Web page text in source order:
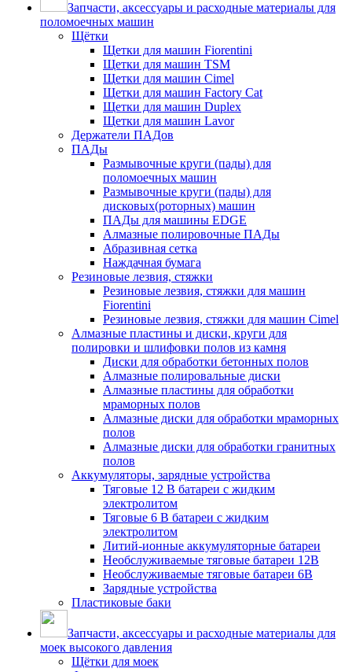
Запчасти, аксессуары и расходные материалы для
поломоечных машин
Щётки
Щетки для машин Fiorentini
Щетки для машин TSM
Щетки для машин Cimel
Щетки для машин Factory Cat
Щетки для машин Duplex
Щетки для машин Lavor
Держатели ПАДов
ПАДы
Размывочные круги (пады) для
поломоечных машин
Размывочные круги (пады) для
дисковых(роторных) машин
ПАДы для машины EDGE
Алмазные полировочные ПАДы
Абразивная сетка
Наждачная бумага
Резиновые лезвия, стяжки
Резиновые лезвия, стяжки для машин
Fiorentini
Резиновые лезвия, стяжки для машин Cimel
Алмазные пластины и диски, круги для
полировки и шлифовки полов из камня
Диски для обработки бетонных полов
Алмазные полировальные диски
Алмазные пластины для обработки
мраморных полов
Алмазные диски для обработки мраморных
полов
Алмазные диски для обработки гранитных
полов
Аккумуляторы, зарядные устройства
Тяговые 12 В батареи с жидким
электролитом
Тяговые 6 В батареи с жидким
электролитом
Литий-ионные аккумуляторные батареи
Необслуживаемые тяговые батареи 12В
Необслуживаемые тяговые батареи 6В
Зарядные устройства
Пластиковые баки
Запчасти, аксессуары и расходные материалы для
моек высокого давления
Щётки для моек